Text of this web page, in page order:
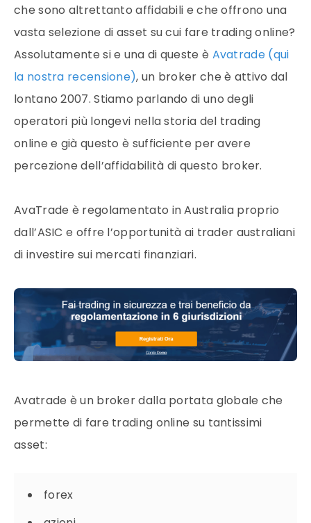
che sono altrettanto affidabili e che offrono una
vasta selezione di asset su cui fare trading online?
Assolutamente si e una di queste è Avatrade (qui
la nostra recensione), un broker che è attivo dal
lontano 2007. Stiamo parlando di uno degli
operatori più longevi nella storia del trading
online e già questo è sufficiente per avere
percezione dell’affidabilità di questo broker.
AvaTrade è regolamentato in Australia proprio
dall’ASIC e offre l’opportunità ai trader australiani
di investire sui mercati finanziari.
Avatrade è un broker dalla portata globale che
permette di fare trading online su tantissimi
asset:
forex